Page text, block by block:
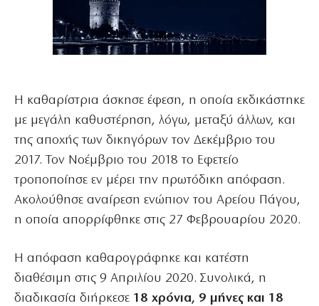
Η καθαρίστρια άσκησε έφεση, η οποία εκδικάστηκε
με μεγάλη καθυστέρηση, λόγω, μεταξύ άλλων, και
της αποχής των δικηγόρων τον Δεκέμβριο του
2017. Τον Νοέμβριο του 2018 το Εφετείο
τροποποίησε εν μέρει την πρωτόδικη απόφαση.
Ακολούθησε αναίρεση ενώπιον του Αρείου Πάγου,
η οποία απορρίφθηκε στις 27 Φεβρουαρίου 2020.
Η απόφαση καθαρογράφηκε και κατέστη
διαθέσιμη στις 9 Απριλίου 2020. Συνολικά, η
διαδικασία διήρκεσε 18 χρόνια, 9 μήνες και 18